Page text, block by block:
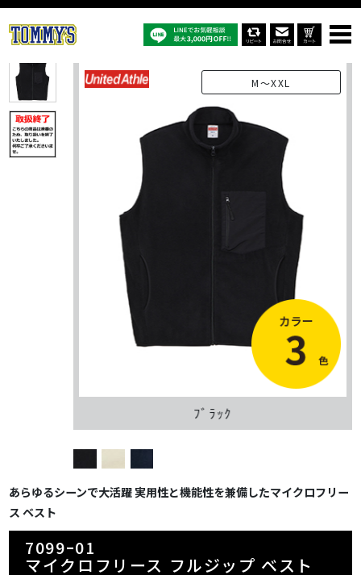
7099ｰ01：マイクロフリース フルジップ ベスト（一重）
M～XXL
ﾌﾞﾗｯｸ
あらゆるシーンで大活躍 実用性と機能性を兼備したマイクロフリー
ス ベスト
7099ｰ01
マイクロフリース フルジップ ベスト